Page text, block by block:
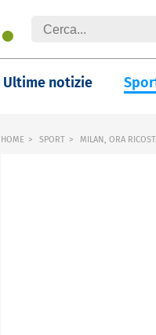
Ultime notizie
HOME SPORT MILAN, ORA